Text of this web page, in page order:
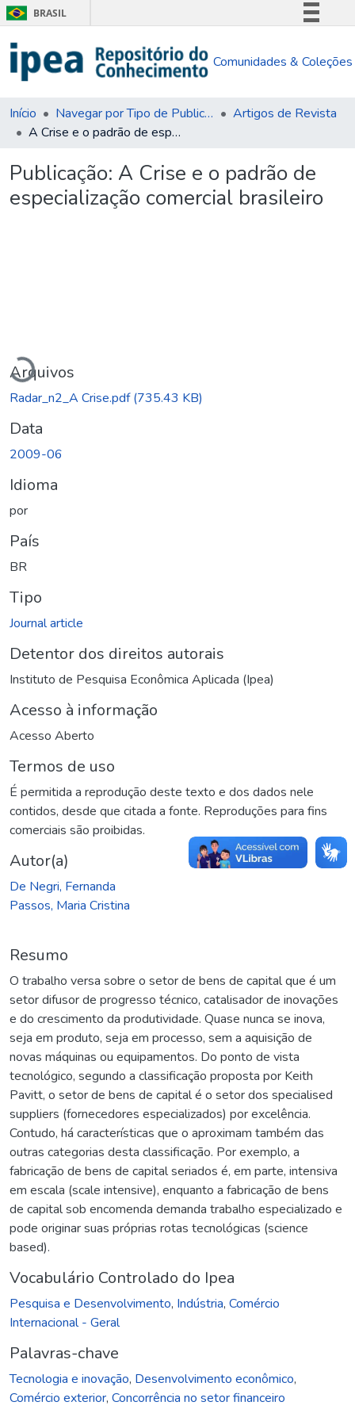
BRASIL
Comunica BR
Acesso à informação
Comunidades & Coleções
Início Navegar por Tipo de Publicação
Artigos de Revista
A Crise e o padrão de especialização comercial brasileiro
Publicação: A Crise e o padrão de
especialização comercial brasileiro
Carregando...
Arquivos
Radar_n2_A Crise.pdf(735.43 KB)
Data
2009-06
Idioma
por
País
BR
Tipo
Journal article
Detentor dos direitos autorais
Instituto de Pesquisa Econômica Aplicada (Ipea)
Acesso à informação
Acesso Aberto
Termos de uso
É permitida a reprodução deste texto e dos dados nele
contidos, desde que citada a fonte. Reproduções para fins
comerciais são proibidas.
Autor(a)
De Negri, Fernanda
Passos, Maria Cristina
Resumo
O trabalho versa sobre o setor de bens de capital que é um
setor difusor de progresso técnico, catalisador de inovações
e do crescimento da produtividade. Quase nunca se inova,
seja em produto, seja em processo, sem a aquisição de
novas máquinas ou equipamentos. Do ponto de vista
tecnológico, segundo a classificação proposta por Keith
Pavitt, o setor de bens de capital é o setor dos specialised
suppliers (fornecedores especializados) por excelência.
Contudo, há características que o aproximam também das
outras categorias desta classificação. Por exemplo, a
fabricação de bens de capital seriados é, em parte, intensiva
em escala (scale intensive), enquanto a fabricação de bens
de capital sob encomenda demanda trabalho especializado e
pode originar suas próprias rotas tecnológicas (science
based).
Vocabulário Controlado do Ipea
Pesquisa e Desenvolvimento, Indústria, Comércio
Internacional - Geral
Palavras-chave
Tecnologia e inovação, Desenvolvimento econômico,
Comércio exterior, Concorrência no setor financeiro